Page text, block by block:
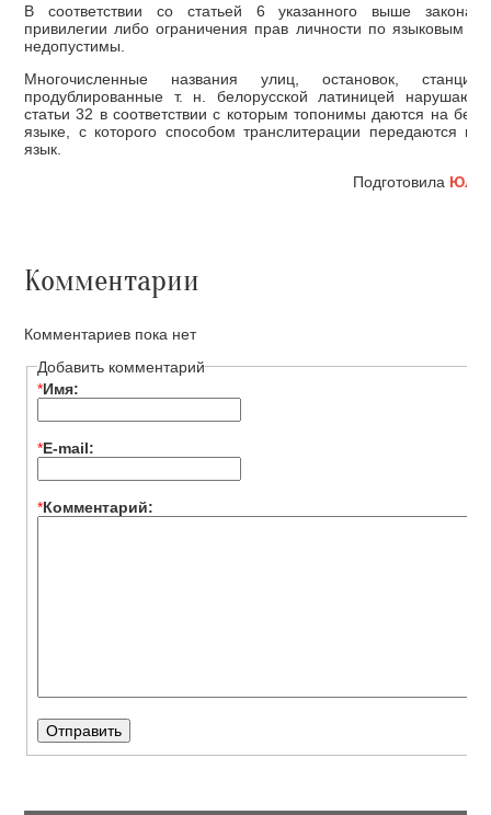
В соответствии со статьей 6 указанного выше закона
привилегии либо ограничения прав личности по языковым
недопустимы.
Многочисленные названия улиц, остановок,
продублированные т. н. белорусской латиницей нарушают
статьи 32 в соответствии с которым топонимы даются на
языке, с которого способом транслитерации передаются на
язык.
Подготовила
Комментарии
Комментариев пока нет
Добавить комментарий
*Имя:
*E-mail:
*Комментарий: